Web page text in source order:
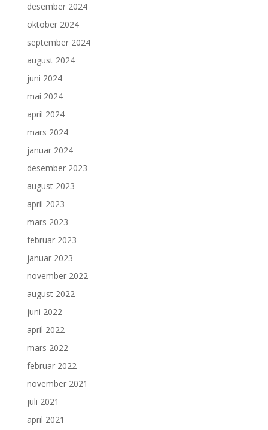
desember 2024
oktober 2024
september 2024
august 2024
juni 2024
mai 2024
april 2024
mars 2024
januar 2024
desember 2023
august 2023
april 2023
mars 2023
februar 2023
januar 2023
november 2022
august 2022
juni 2022
april 2022
mars 2022
februar 2022
november 2021
juli 2021
april 2021